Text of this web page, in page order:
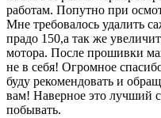
работам. Попутно при
Мне требовалось удалить
прадо 150,а так же
мотора. После прошивки
не в себя! Огромное
буду рекомендовать и
вам! Наверное это лучший
побывать.